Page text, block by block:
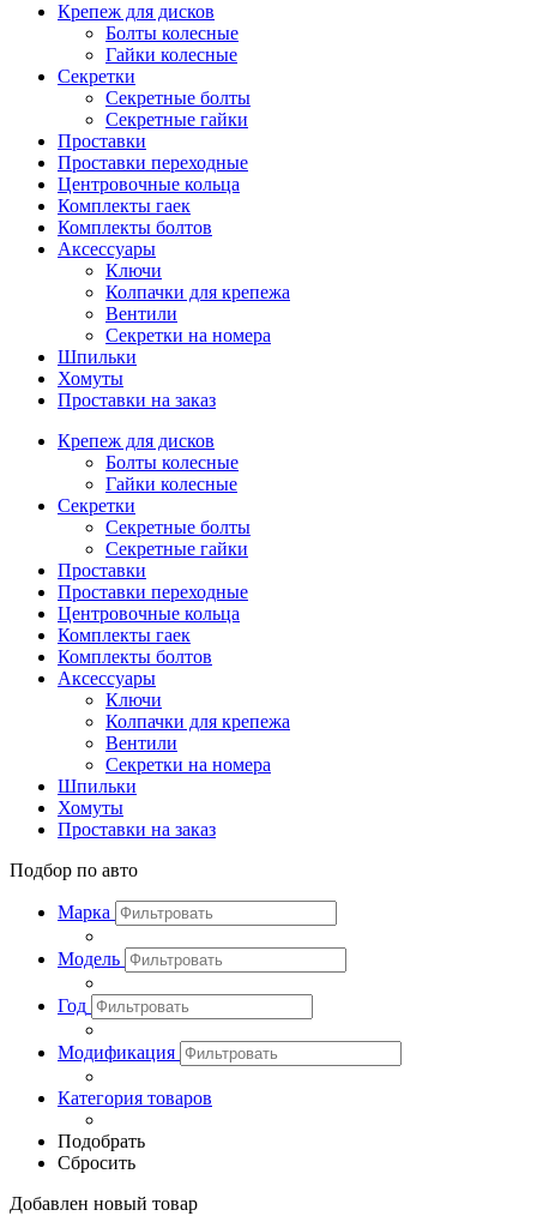
Крепеж для дисков
Болты колесные
Гайки колесные
Секретки
Секретные болты
Секретные гайки
Проставки
Проставки переходные
Центровочные кольца
Комплекты гаек
Комплекты болтов
Аксессуары
Ключи
Колпачки для крепежа
Вентили
Секретки на номера
Шпильки
Хомуты
Проставки на заказ
Крепеж для дисков
Болты колесные
Гайки колесные
Секретки
Секретные болты
Секретные гайки
Проставки
Проставки переходные
Центровочные кольца
Комплекты гаек
Комплекты болтов
Аксессуары
Ключи
Колпачки для крепежа
Вентили
Секретки на номера
Шпильки
Хомуты
Проставки на заказ
Подбор по авто
Марка
Модель
Год
Модификация
Категория товаров
Подобрать
Сбросить
Добавлен новый товар